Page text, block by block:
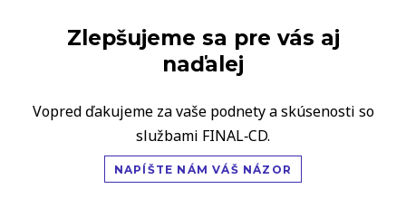
Zlepšujeme sa pre vás aj
naďalej
Vopred ďakujeme za vaše podnety a skúsenosti so
službami FINAL‑CD.
NAPÍŠTE NÁM VÁŠ NÁZOR